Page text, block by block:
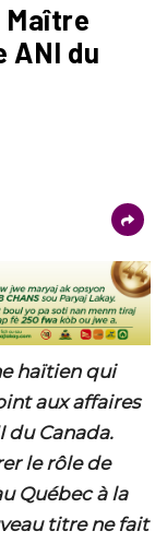
Maître
ANI du
haïtien qui
aux affaires
du Canada.
le rôle de
Québec à la
titre ne fait